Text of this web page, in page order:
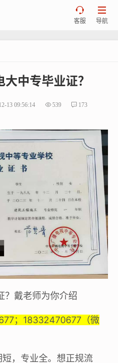

导航

客服
中专毕业证？
13 09:56:14 539 173
？戴老师为你介绍
；18332470677（微
，专业全。想正规流